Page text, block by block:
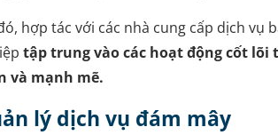
hợp tác với các nhà cung cấp dịch vụ
tập trung vào các hoạt động cốt
và mạnh mẽ.
lý dịch vụ đám mây